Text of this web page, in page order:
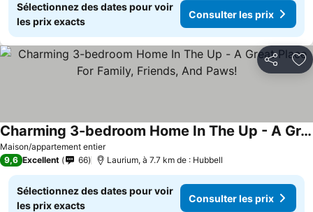
Sélectionnez des dates pour voir
les prix exacts
Consulter les prix
Partager
Maison/appartement entier
Charming 3-bedroom Home In The Up - A Great Place For Family, Friends, And Paws!
9,6 Excellent 66 Laurium, à 7.7 km de : Hubbell
Sélectionnez des dates pour voir
les prix exacts
Consulter les prix